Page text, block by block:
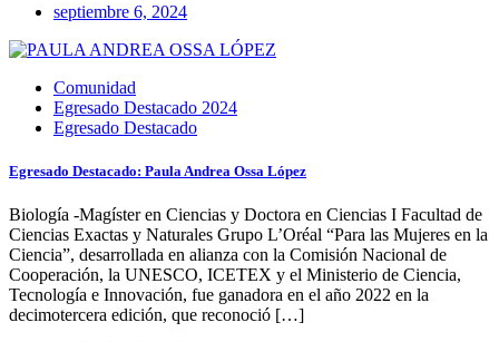
septiembre 6, 2024
Comunidad
Egresado Destacado 2024
Egresado Destacado
Egresado Destacado: Paula Andrea Ossa López
Biología -Magíster en Ciencias y Doctora en Ciencias I Facultad de
Ciencias Exactas y Naturales Grupo L’Oréal “Para las Mujeres en la
Ciencia”, desarrollada en alianza con la Comisión Nacional de
Cooperación, la UNESCO, ICETEX y el Ministerio de Ciencia,
Tecnología e Innovación, fue ganadora en el año 2022 en la
decimotercera edición, que reconoció […]